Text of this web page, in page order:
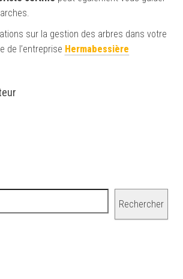
sur la gestion des arbres dans votre
de l’entreprise Hermabessière
Rechercher